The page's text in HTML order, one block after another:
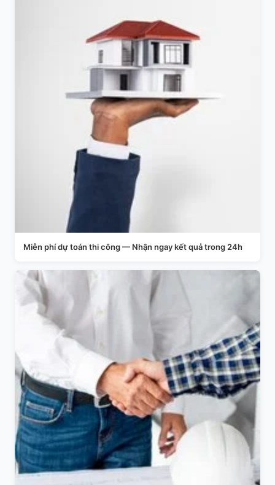
Miễn phí dự toán thi công — Nhận ngay kết quả trong 24h